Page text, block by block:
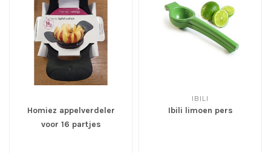
Homiez appelverdeler
voor 16 partjes
IBILI
Ibili limoen pers